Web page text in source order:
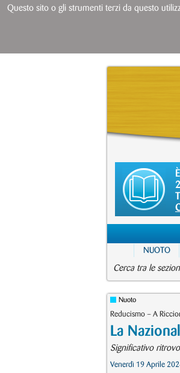
NUOTO
Cerca tra le
Nuoto
Reducismo – A
La
Significativo
Venerdì 19 Aprile
Questo sito o gli strumenti terzi da questo